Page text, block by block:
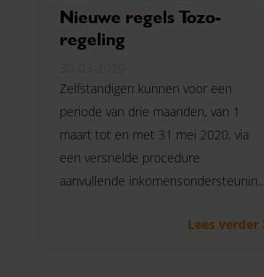
Nieuwe regels Tozo-
regeling
Zelfstandigen kunnen voor een
periode van drie maanden, van 1
maart tot en met 31 mei 2020, via
een versnelde procedure
aanvullende inkomensondersteuning
levensonderhoud en/ofLees verder